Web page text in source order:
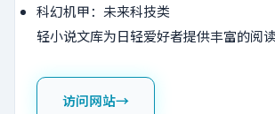
科幻机甲：未来科技类
轻小说文库为日轻爱好者提供丰富的阅读
访问网站→